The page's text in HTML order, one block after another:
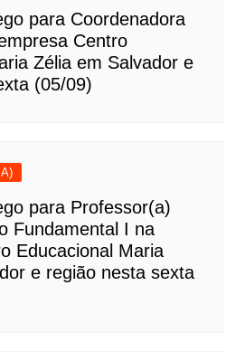
para Coordenadora
Centro
Zélia em Salvador e
(05/09)
para Professor(a)
Fundamental I na
Educacional Maria
e região nesta sexta